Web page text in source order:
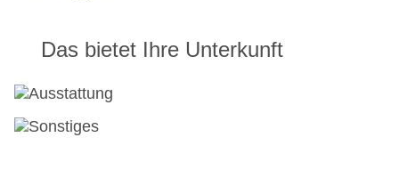
Das bietet Ihre Unterkunft